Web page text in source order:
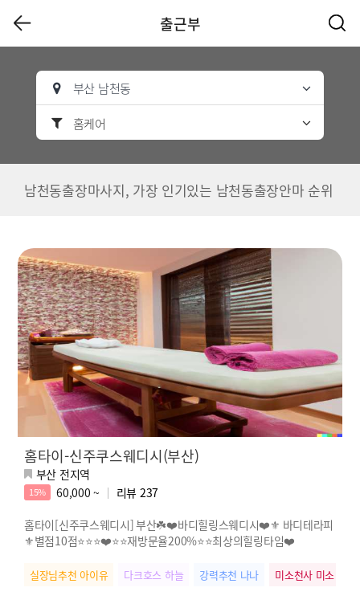
출근부
부산 남천동
홈케어
남천동출장마사지, 가장 인기있는 남천동출장안마 순위
홈타이-신주쿠스웨디시(부산)
부산 전지역
15% 60,000 ~ 리뷰 237
홈타이[신주쿠스웨디시] 부산☘️❤️바디힐링스웨디시❤️⚜️ 바디테라피
⚜️별점10점⭐⭐⭐❤️⭐⭐재방문율200%⭐⭐최상의힐링타임❤️
실장님추천 아이유 다크호스 하늘 강력추천 나나 미소천사 미소